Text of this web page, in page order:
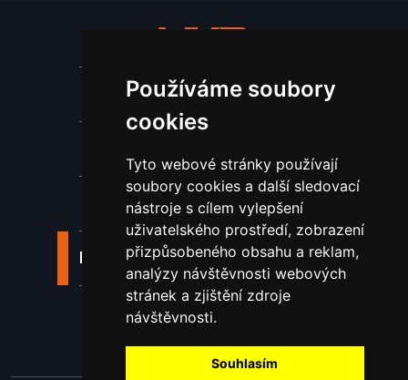
Používáme soubory
cookies
Tyto webové stránky používají
soubory cookies a další sledovací
nástroje s cílem vylepšení
uživatelského prostředí, zobrazení
přizpůsobeného obsahu a reklam,
analýzy návštěvnosti webových
stránek a zjištění zdroje
návštěvnosti.
Souhlasím
Stroje a zařízení
Spotřební materiál a nástroje
Náhradní díly pro vodní paprsek
Laserové svařování